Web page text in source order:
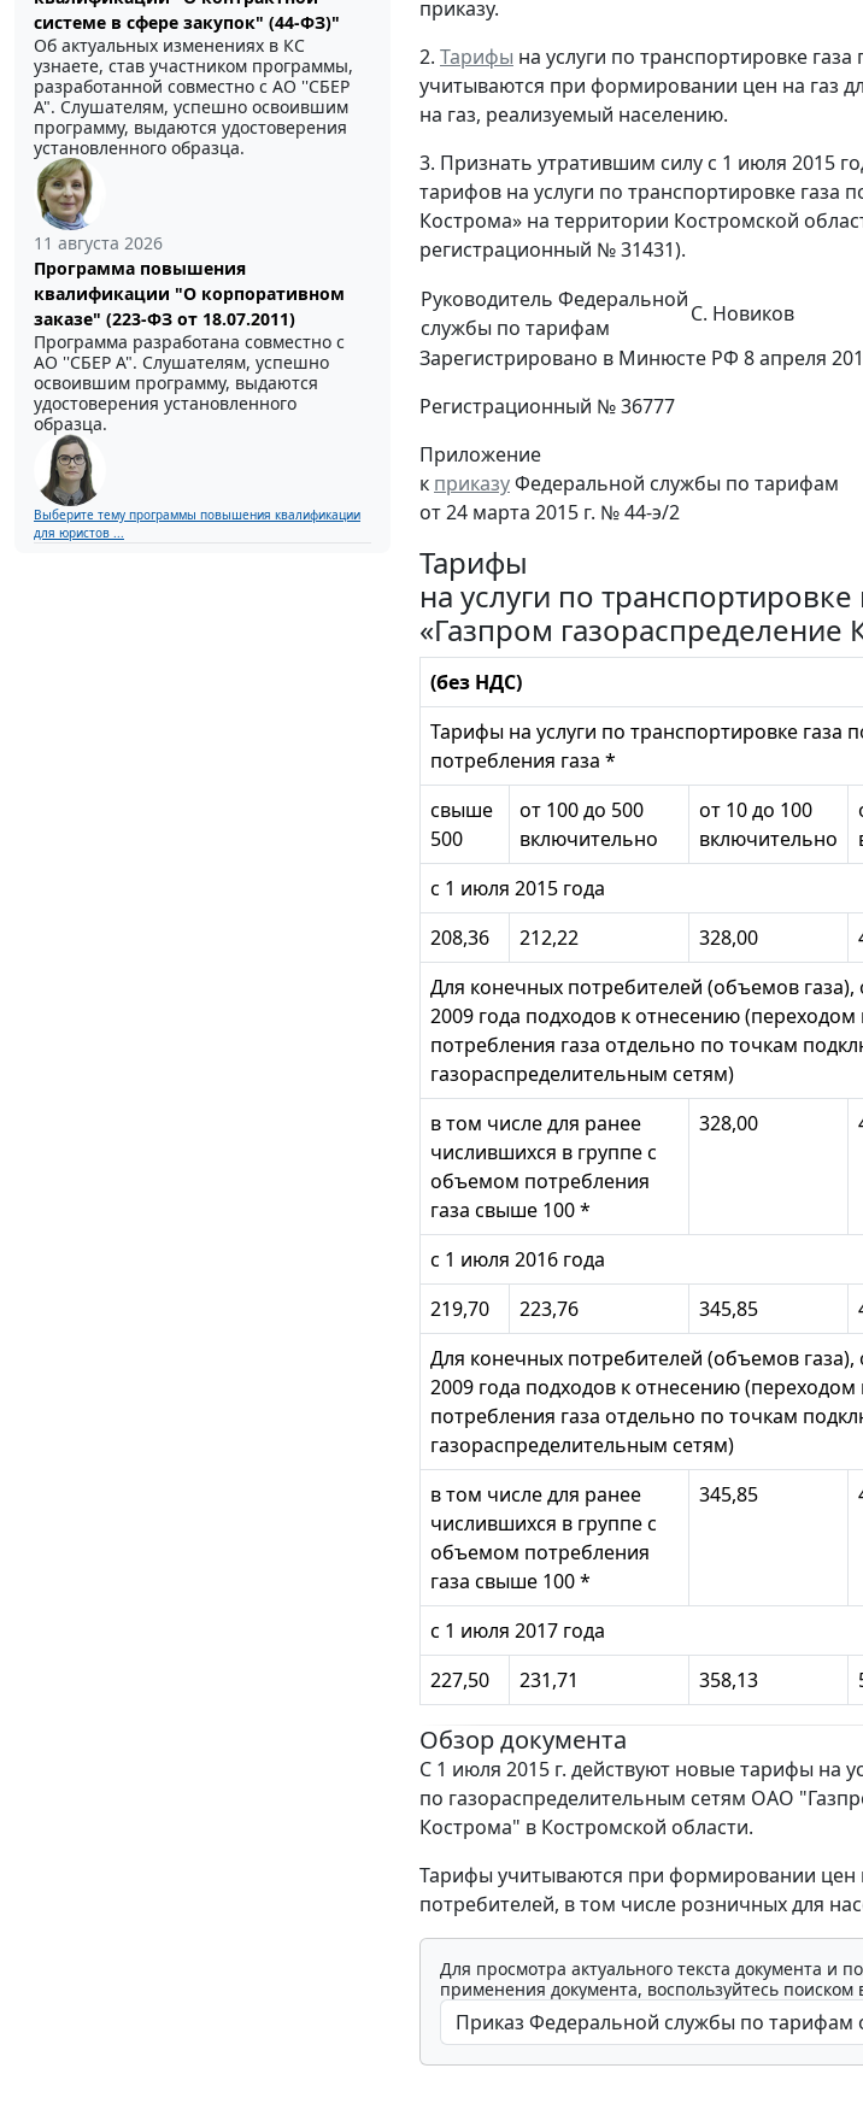
системе в сфере закупок" (44-ФЗ)"
Об актуальных изменениях в КС
узнаете, став участником программы,
разработанной совместно с АО ''СБЕР
А". Слушателям, успешно освоившим
программу, выдаются удостоверения
установленного образца.
11 августа 2026
Программа повышения
квалификации "О корпоративном
заказе" (223-ФЗ от 18.07.2011)
Программа разработана совместно с
АО ''СБЕР А". Слушателям, успешно
освоившим программу, выдаются
удостоверения установленного
образца.
Выберите тему программы повышения квалификации
для юристов ...
приказу.
2. Тарифы на услуги по транспортировке
учитываются при формировании цен на газ
на газ, реализуемый населению.
3. Признать утратившим силу с 1 июля 2015
тарифов на услуги по транспортировке
Кострома» на территории Костромской
регистрационный № 31431).
Руководитель Федеральной
службы по тарифам
С. Новиков
Зарегистрировано в Минюсте РФ 8 апреля
Регистрационный № 36777
Приложение
к приказуФедеральной службы по тарифам
от 24 марта 2015 г. № 44-э/2
Тарифы
на услуги по
«Газпром газораспределение
(без НДС)
Тарифы на услуги по транспортировке
потребления газа *
свыше
500
от 100 до 500
включительно
от 10 до 100
включительно
с 1 июля 2015 года
208,36
212,22 328,00
Для конечных потребителей (объемов газа),
2009 года подходов к отнесению
потребления газа отдельно по точкам
газораспределительным сетям)
в том числе для ранее
числившихся в группе с
объемом потребления
газа свыше 100 *
328,00
с 1 июля 2016 года
219,70
223,76 345,85
Для конечных потребителей (объемов газа),
2009 года подходов к отнесению
потребления газа отдельно по точкам
газораспределительным сетям)
в том числе для ранее
числившихся в группе с
объемом потребления
газа свыше 100 *
345,85
с 1 июля 2017 года
227,50
231,71 358,13
Обзор документа
С 1 июля 2015 г. действуют новые тарифы на
по газораспределительным сетям ОАО
Кострома" в Костромской области.
Тарифы учитываются при формировании цен
потребителей, в том числе розничных для
Для просмотра актуального текста документа и
применения документа, воспользуйтесь